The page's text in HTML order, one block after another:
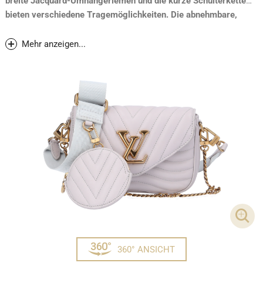
bieten verschiedene Tragemöglichkeiten. Die abnehmbare,
perfekt, um Münzen oder Ohrhörer sicher und stilvoll
Neupreis 2021: CHF 2'250.-
Mehr anzeigen...
360° ANSICHT